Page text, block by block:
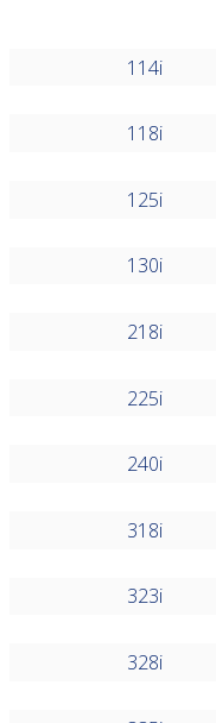
114i
118i
125i
130i
218i
225i
240i
318i
323i
328i